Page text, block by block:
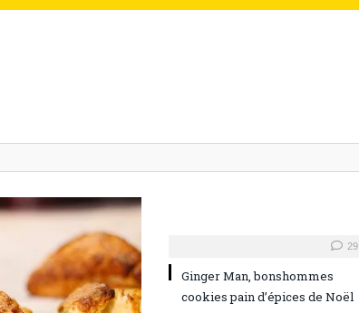
29
Ginger Man, bonshommes
cookies pain d’épices de Noël